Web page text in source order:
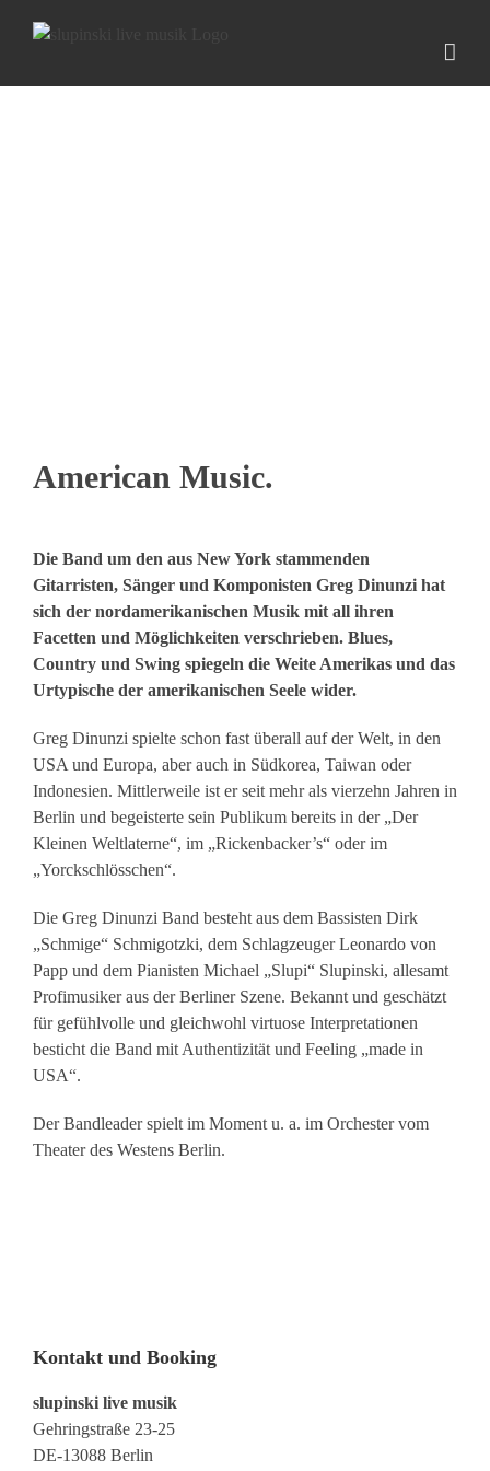
Inhalt
American Music.
Die Band um den aus New York stammenden
Gitarristen, Sänger und Komponisten Greg Dinunzi hat
sich der nordamerikanischen Musik mit all ihren
Facetten und Möglichkeiten verschrieben. Blues,
Country und Swing spiegeln die Weite Amerikas und das
Urtypische der amerikanischen Seele wider.
Greg Dinunzi spielte schon fast überall auf der Welt, in den
USA und Europa, aber auch in Südkorea, Taiwan oder
Indonesien. Mittlerweile ist er seit mehr als vierzehn Jahren in
Berlin und begeisterte sein Publikum bereits in der „Der
Kleinen Weltlaterne“, im „Rickenbacker’s“ oder im
„Yorckschlösschen“.
Die Greg Dinunzi Band besteht aus dem Bassisten Dirk
„Schmige“ Schmigotzki, dem Schlagzeuger Leonardo von
Papp und dem Pianisten Michael „Slupi“ Slupinski, allesamt
Profimusiker aus der Berliner Szene. Bekannt und geschätzt
für gefühlvolle und gleichwohl virtuose Interpretationen
besticht die Band mit Authentizität und Feeling „made in
USA“.
Der Bandleader spielt im Moment u. a. im Orchester vom
Theater des Westens Berlin.
Kontakt und Booking
slupinski live musik
Gehringstraße 23-25
DE-13088 Berlin